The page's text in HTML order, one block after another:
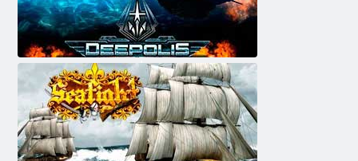
דעעפּאָליס - אַנדערוואָטער שיסערייַ